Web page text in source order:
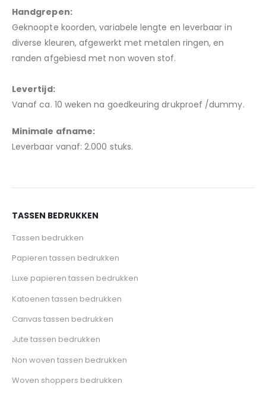
Handgrepen:
Geknoopte koorden, variabele lengte en leverbaar in
diverse kleuren, afgewerkt met metalen ringen, en
randen afgebiesd met non woven stof.
Levertijd:
Vanaf ca. 10 weken na goedkeuring drukproef /dummy.
Minimale afname:
Leverbaar vanaf: 2.000 stuks.
TASSEN BEDRUKKEN
Tassen bedrukken
Papieren tassen bedrukken
Luxe papieren tassen bedrukken
Katoenen tassen bedrukken
Canvas tassen bedrukken
Jute tassen bedrukken
Non woven tassen bedrukken
Woven shoppers bedrukken